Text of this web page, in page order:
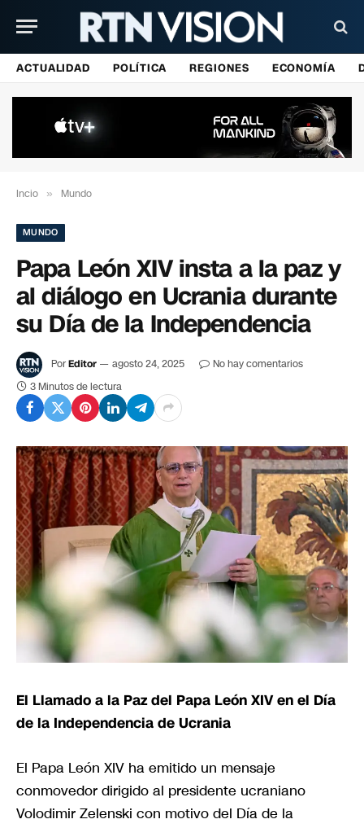
ACTUALIDAD POLÍTICA REGIONES ECONOMÍA
Incio » Mundo
MUNDO
Papa León XIV insta a la paz y
al diálogo en Ucrania durante
su Día de la Independencia
PorEditor agosto 24, 2025
No hay comentarios
3 Minutos de lectura
El Llamado a la Paz del Papa León XIV en el Día
de la Independencia de Ucrania
El Papa León XIV ha emitido un mensaje
conmovedor dirigido al presidente ucraniano
Volodimir Zelenski con motivo del Día de la